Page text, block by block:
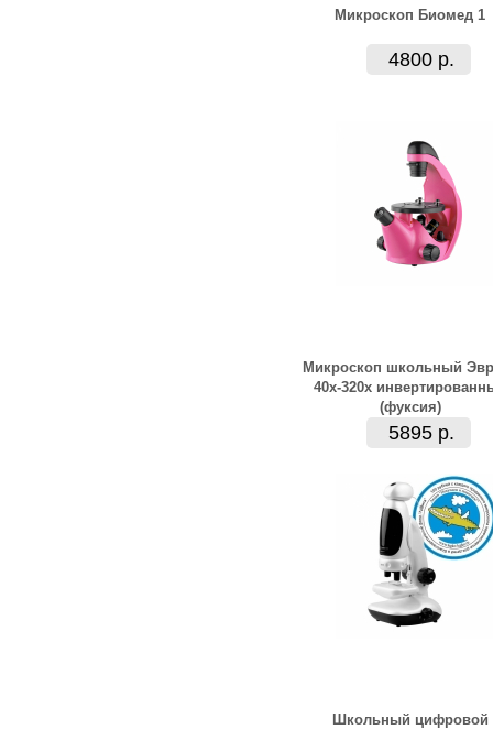
Микpоскоп Биомед 1
4800 р.
Микроскоп школьный
40х-320х
(фуксия)
5895 р.
Школьный цифровой